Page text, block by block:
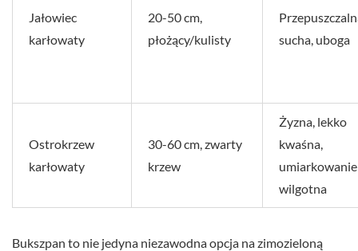
Jałowiec
karłowaty
20-50 cm,
płożący/kulisty
sucha, uboga
Ostrokrzew
karłowaty
30-60 cm, zwarty
krzew
Żyzna, lekko
kwaśna,
umiarkowanie
wilgotna
Bukszpan to nie jedyna niezawodna opcja na zimozieloną